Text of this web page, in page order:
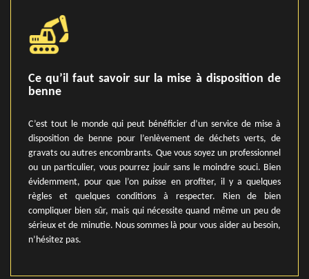
Ce qu’il faut savoir sur la mise à disposition de
benne
C’est tout le monde qui peut bénéficier d’un service de mise à
disposition de benne pour l’enlèvement de déchets verts, de
gravats ou autres encombrants. Que vous soyez un professionnel
ou un particulier, vous pourrez jouir sans le moindre souci. Bien
évidemment, pour que l’on puisse en profiter, il y a quelques
règles et quelques conditions à respecter. Rien de bien
compliquer bien sûr, mais qui nécessite quand même un peu de
sérieux et de minutie. Nous sommes là pour vous aider au besoin,
n’hésitez pas.